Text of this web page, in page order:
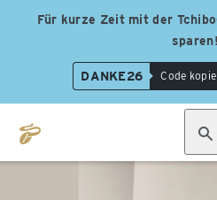
Für kurze Zeit mit der
DANKE26 Code